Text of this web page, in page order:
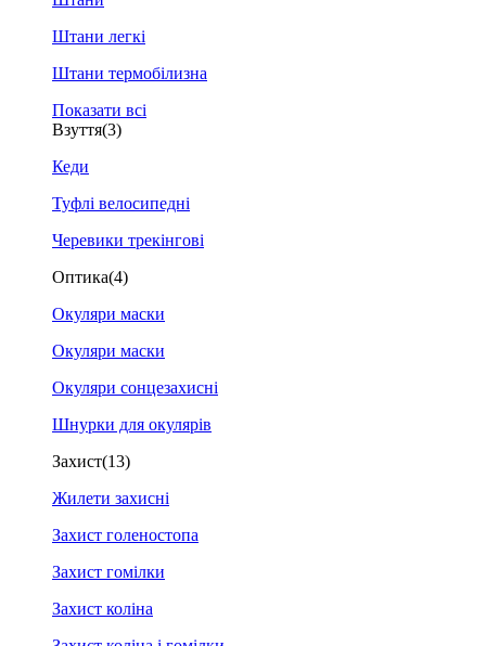
Штани легкі
Штани термобілизна
Показати всі
Взуття(3)
Кеди
Туфлі велосипедні
Черевики трекінгові
Оптика(4)
Окуляри маски
Окуляри маски
Окуляри сонцезахисні
Шнурки для окулярів
Захист(13)
Жилети захисні
Захист голеностопа
Захист гомілки
Захист коліна